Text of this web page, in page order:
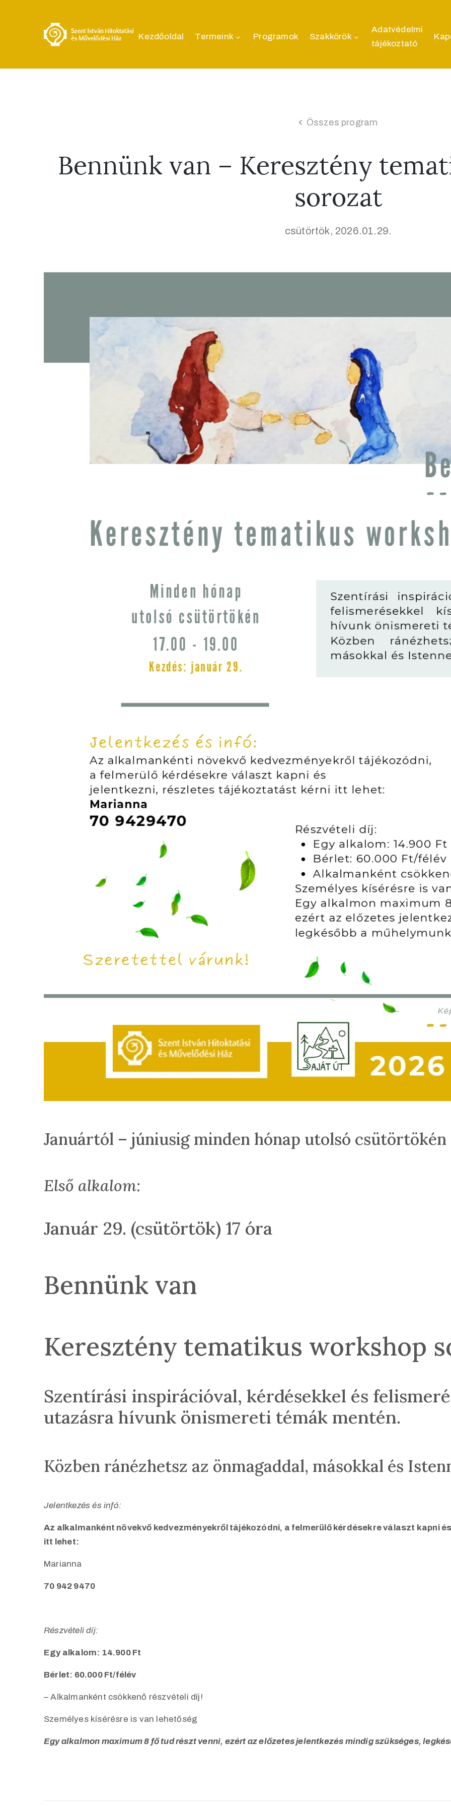
Kezdőoldal Termeink Programok Szakkörök
Adatvédelmi
tájékoztató
Összes program
Bennünk van – Keresztény
sorozat
csütörtök, 2026.01.29.
Januártól – júniusig minden hónap utolsó csütörtökén
Első alkalom:
Január 29. (csütörtök) 17 óra
Bennünk van
Keresztény tematikus workshop
Szentírási inspirációval, kérdésekkel és
utazásra hívunk önismereti témák mentén.
Közben ránézhetsz az önmagaddal, másokkal és
Jelentkezés és infó:
Az alkalmanként növekvő kedvezményekről tájékozódni, a felmerülő kérdésekre választ kapni
itt lehet:
Marianna
70 942 9470
Részvételi díj:
Egy alkalom: 14.900 Ft
Bérlet: 60.000 Ft/félév
– Alkalmanként csökkenő részvételi díj!
Személyes kísérésre is van lehetőség
Egy alkalmon maximum 8 fő tud részt venni, ezért az előzetes jelentkezés mindig szükséges,